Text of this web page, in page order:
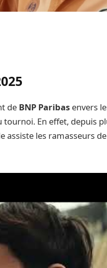
de BNP Paribas envers
En effet, depuis
les ramasseurs